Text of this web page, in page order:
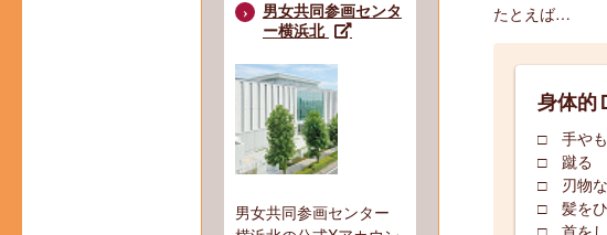
たとえば…
身体的
□ 手やも
□ 蹴る
□ 刃物な
□ 髪を
□ 首を
男女共同参画センタ
ー横浜北
男女共同参画センター